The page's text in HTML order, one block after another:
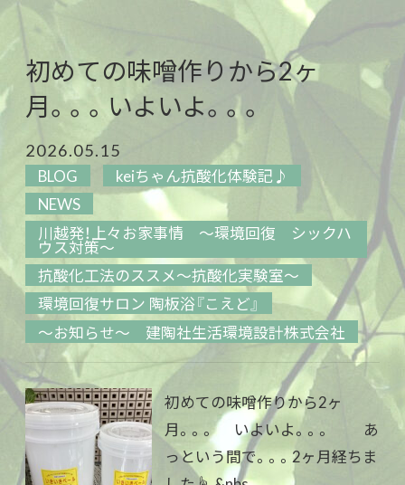
初めての味噌作りから2ヶ
月。。。いよいよ。。。
2026.05.15
BLOG
keiちゃん抗酸化体験記♪
NEWS
川越発！上々お家事情 ～環境回復 シックハ
ウス対策～
抗酸化工法のススメ～抗酸化実験室～
環境回復サロン 陶板浴『こえど』
～お知らせ～ 建陶社生活環境設計株式会社
初めての味噌作りから2ヶ
月。。。 いよいよ。。。 あ
っという間で。。。2ヶ月経ちま